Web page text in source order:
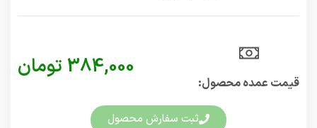
قیمت عمده محصول:​
384,000 تومان
ثبت سفارش محصول